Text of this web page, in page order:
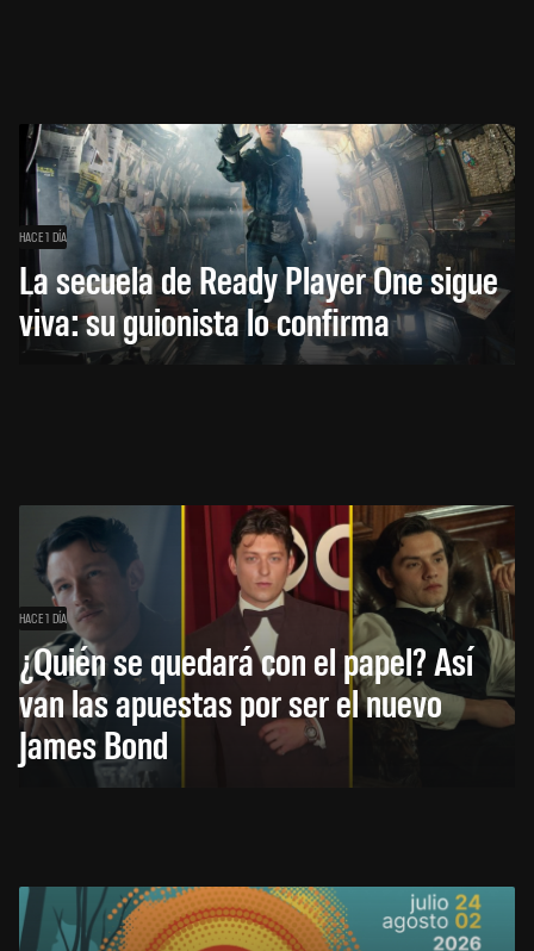
HACE 1 DÍA
La secuela de Ready Player One sigue
viva: su guionista lo confirma
HACE 1 DÍA
¿Quién se quedará con el papel? Así
van las apuestas por ser el nuevo
James Bond